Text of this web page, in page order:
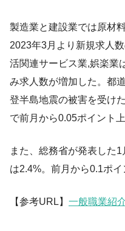
製造業と建設業では原材
2023年3月より新規求人
活関連サービス業,娯楽業
み求人数が増加した。都
登半島地震の被害を受け
で前月から0.05ポイント上
また、総務省が発表した1
は2.4%。前月から0.1ポイ
【参考URL】 一般職業紹